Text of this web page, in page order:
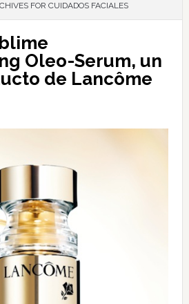
FOR CUIDADOS FACIALES
Oleo-Serum, un
de Lancôme